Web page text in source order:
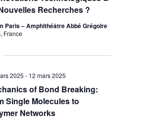
Recherches ?
Paris – Amphithéâtre Abbé Grégoire
France
of Bond Breaking:
Single Molecules to
Networks
2025 - 12 mars 2025